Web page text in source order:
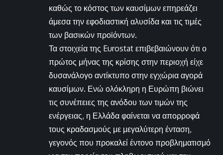
καθώς το κόστος των καυσίμων επηρεάζει
άμεσα την εφοδιαστική αλυσίδα και τις τιμές
των βασικών προϊόντων.
Τα στοιχεία της Eurostat επιβεβαιώνουν ότι ο
πρώτος μήνας της κρίσης στην περιοχή είχε
δυσανάλογο αντίκτυπο στην εγχώρια αγορά
καυσίμων. Ενώ ολόκληρη η Ευρώπη βιώνει
τις συνέπειες της ανόδου των τιμών της
ενέργειας, η Ελλάδα φαίνεται να απορροφά
τους κραδασμούς με μεγαλύτερη ένταση,
γεγονός που προκαλεί έντονο προβληματισμό